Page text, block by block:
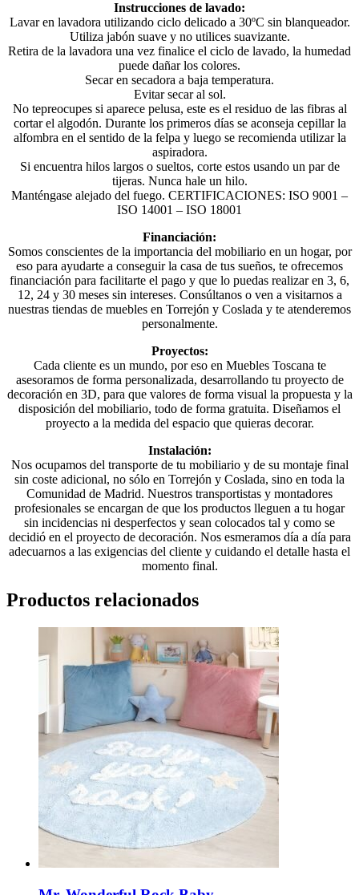
Instrucciones de lavado:
Lavar en lavadora utilizando ciclo delicado a 30ºC sin blanqueador.
Utiliza jabón suave y no utilices suavizante.
Retira de la lavadora una vez finalice el ciclo de lavado, la humedad
puede dañar los colores.
Secar en secadora a baja temperatura.
Evitar secar al sol.
No tepreocupes si aparece pelusa, este es el residuo de las fibras al
cortar el algodón. Durante los primeros días se aconseja cepillar la
alfombra en el sentido de la felpa y luego se recomienda utilizar la
aspiradora.
Si encuentra hilos largos o sueltos, corte estos usando un par de
tijeras. Nunca hale un hilo.
Manténgase alejado del fuego. CERTIFICACIONES: ISO 9001 –
ISO 14001 – ISO 18001
Financiación:
Somos conscientes de la importancia del mobiliario en un hogar, por
eso para ayudarte a conseguir la casa de tus sueños, te ofrecemos
financiación para facilitarte el pago y que lo puedas realizar en 3, 6,
12, 24 y 30 meses sin intereses. Consúltanos o ven a visitarnos a
nuestras tiendas de muebles en Torrejón y Coslada y te atenderemos
personalmente.
Proyectos:
Cada cliente es un mundo, por eso en Muebles Toscana te
asesoramos de forma personalizada, desarrollando tu proyecto de
decoración en 3D, para que valores de forma visual la propuesta y la
disposición del mobiliario, todo de forma gratuita. Diseñamos el
proyecto a la medida del espacio que quieras decorar.
Instalación:
Nos ocupamos del transporte de tu mobiliario y de su montaje final
sin coste adicional, no sólo en Torrejón y Coslada, sino en toda la
Comunidad de Madrid. Nuestros transportistas y montadores
profesionales se encargan de que los productos lleguen a tu hogar
sin incidencias ni desperfectos y sean colocados tal y como se
decidió en el proyecto de decoración. Nos esmeramos día a día para
adecuarnos a las exigencias del cliente y cuidando el detalle hasta el
momento final.
Productos relacionados